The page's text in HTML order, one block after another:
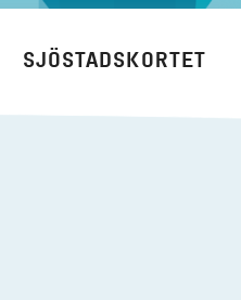
SJÖSTADSKORTET